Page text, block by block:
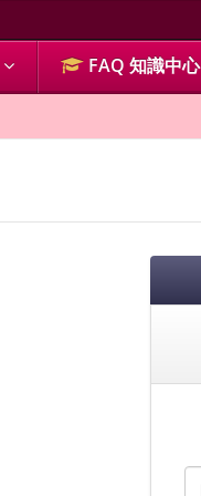
FAQ 知識中心